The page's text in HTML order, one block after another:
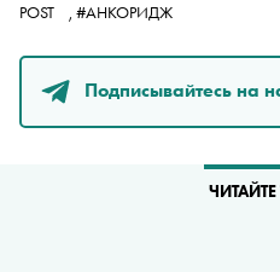
POST
, #АНКОРИДЖ
Подписывайтесь на